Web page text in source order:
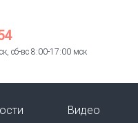
сб-вс 8:00-17:00 мск
Видео